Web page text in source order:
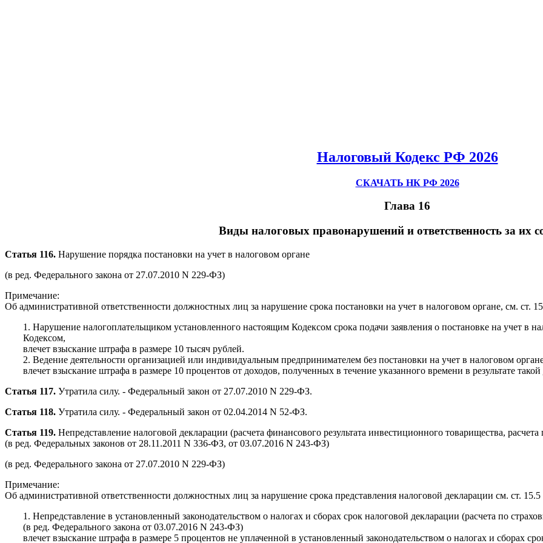
Налоговый Кодекс РФ 2026
СКАЧАТЬ НК РФ 2026
Глава 16
Виды налоговых правонарушений и ответственность за их
Статья 116. Нарушение порядка постановки на учет в налоговом органе
(в ред. Федерального закона от 27.07.2010 N 229-ФЗ)
Примечание:
Об административной ответственности должностных лиц за нарушение срока постановки на учет в налоговом органе, см. ст.
1. Нарушение налогоплательщиком установленного настоящим Кодексом срока подачи заявления о постановке на учет в
Кодексом,
влечет взыскание штрафа в размере 10 тысяч рублей.
2. Ведение деятельности организацией или индивидуальным предпринимателем без постановки на учет в налоговом
влечет взыскание штрафа в размере 10 процентов от доходов, полученных в течение указанного времени в результате
Статья 117. Утратила силу. - Федеральный закон от 27.07.2010 N 229-ФЗ.
Статья 118. Утратила силу. - Федеральный закон от 02.04.2014 N 52-ФЗ.
Статья 119. Непредставление налоговой декларации (расчета финансового результата инвестиционного товарищества,
(в ред. Федеральных законов от 28.11.2011 N 336-ФЗ, от 03.07.2016 N 243-ФЗ)
(в ред. Федерального закона от 27.07.2010 N 229-ФЗ)
Примечание:
Об административной ответственности должностных лиц за нарушение срока представления налоговой декларации см. ст.
1. Непредставление в установленный законодательством о налогах и сборах срок налоговой декларации (расчета по
(в ред. Федерального закона от 03.07.2016 N 243-ФЗ)
влечет взыскание штрафа в размере 5 процентов не уплаченной в установленный законодательством о налогах и сборах